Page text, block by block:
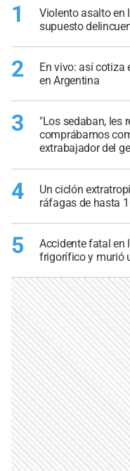
1
Violento asalto en
supuesto
2
En vivo: así cotiza
en Argentina
3
"Los sedaban, les
comprábamos
extrabajador del
4
Un ciclón
ráfagas de hasta
5
Accidente fatal en
frigorífico y murió